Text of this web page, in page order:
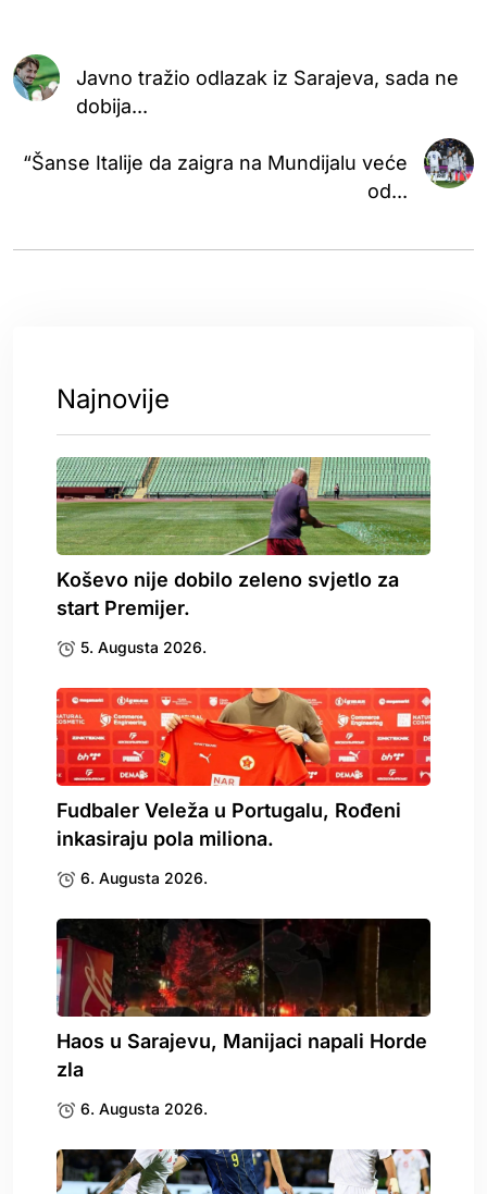
Javno tražio odlazak iz Sarajeva, sada ne
dobija...
“Šanse Italije da zaigra na Mundijalu veće
od...
Najnovije
Koševo nije dobilo zeleno svjetlo za
start Premijer.
5. Augusta 2026.
Fudbaler Veleža u Portugalu, Rođeni
inkasiraju pola miliona.
6. Augusta 2026.
Haos u Sarajevu, Manijaci napali Horde
zla
6. Augusta 2026.